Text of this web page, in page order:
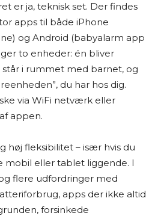
er ja, teknisk set. Der findes
apps til både iPhone
og Android (babyalarm app
to enheder: én bliver
står i rummet med barnet, og
du har hos dig.
via WiFi netværk eller
appen.
høj fleksibilitet – især hvis du
mobil eller tablet liggende. I
flere udfordringer med
apps der ikke altid
forsinkede